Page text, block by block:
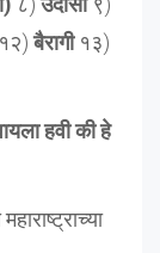
बैरागी१३)
हवी की हे